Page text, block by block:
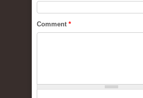
Comment *